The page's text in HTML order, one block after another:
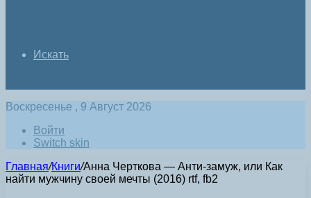
Искать
Воскресенье , 9 Август 2026
Войти
Switch skin
Главная/Книги/Анна Черткова — Анти-замуж, или Как
найти мужчину своей мечты (2016) rtf, fb2